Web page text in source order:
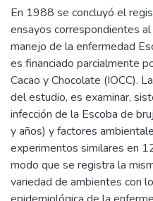
En 1988 se concluyó el
ensayos correspondientes
manejo de la enfermedad
es financiado parcialmente
Cacao y Chocolate (IOCC).
del estudio, es examinar,
infección de la Escoba de
y años) y factores
experimentos similares en
modo que se registra la
variedad de ambientes con